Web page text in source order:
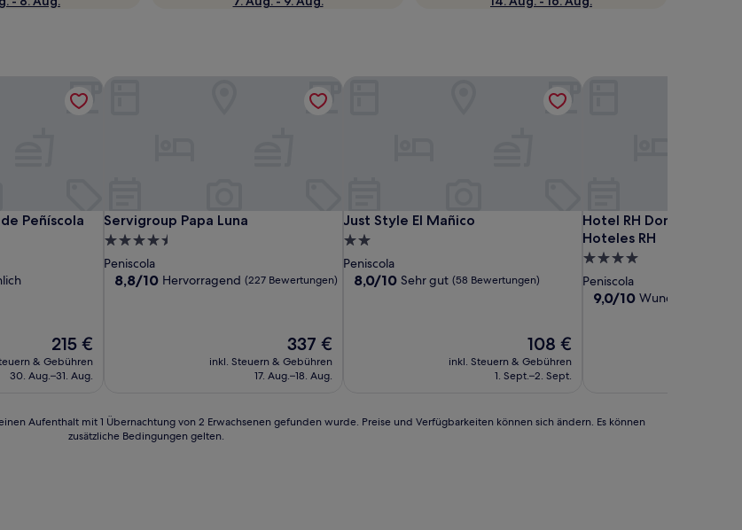
Peñíscola
Peñíscola
Der
Preis
beträgt
215 €
& Gebühren
30. Aug.–31. Aug.
Peñíscola
Servigroup Papa Luna
Servigroup Papa Luna
4.5-
Sterne-
Unterkunft
Peniscola
8.8
8,8/10 Hervorragend (227 Bewertungen)
Der
Preis
beträgt
337 €
inkl. Steuern & Gebühren
17. Aug.–18. Aug.
Just Style El Mañico
Just Style El Mañico
2.0-
Sterne-
Unterkunft
Peniscola
8.0
8,0/10 Sehr gut (58 Bewertungen)
Der
Preis
beträgt
108 €
inkl. Steuern & Gebühren
1. Sept.–2. Sept.
Hotel RH Don Carlos &
Hoteles RH
Hotel RH Don Carlos &
4.0-
Sterne-
Unterkunft
Peniscola
9.0
9,0/10 Wunderbar
Aufenthalt mit 1 Übernachtung von 2 Erwachsenen gefunden wurde. Preise und Verfügbarkeiten können sich ändern. Es können
zusätzliche Bedingungen gelten.